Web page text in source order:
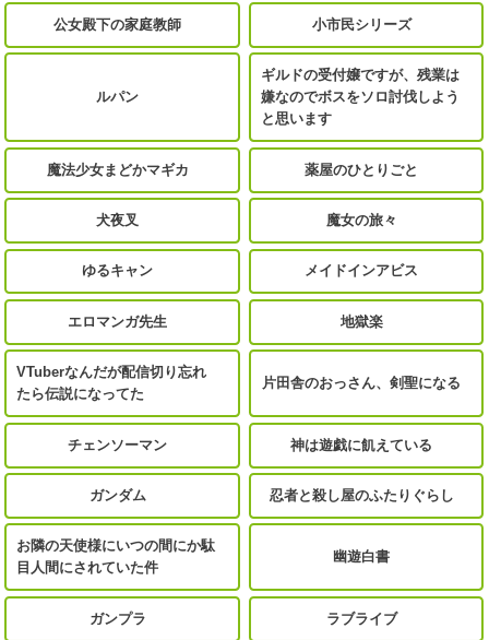
公女殿下の家庭教師 小市民シリーズ
ルパン
ギルドの受付嬢ですが、残業は
嫌なのでボスをソロ討伐しよう
と思います
魔法少女まどかマギカ 薬屋のひとりごと
犬夜叉 魔女の旅々
ゆるキャン メイドインアビス
エロマンガ先生 地獄楽
VTuberなんだが配信切り忘れ
たら伝説になってた
片田舎のおっさん、剣聖になる
チェンソーマン 神は遊戯に飢えている
ガンダム 忍者と殺し屋のふたりぐらし
お隣の天使様にいつの間にか駄
目人間にされていた件
幽遊白書
ガンプラ ラブライブ